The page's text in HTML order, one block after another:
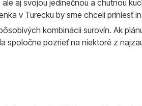
aj svojou jedinečnou a chutnou
v Turecku by sme chceli priniesť
kombinácii surovín. Ak
spoločne pozrieť na niektoré z